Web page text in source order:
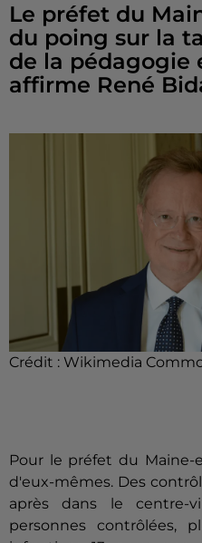
Le préfet du
du poing sur la
de la pédagogie
affirme René
Crédit : Wikimedia
Pour le préfet du Maine-
d'eux-mêmes. Des
après dans le centre-
personnes contrôlées,